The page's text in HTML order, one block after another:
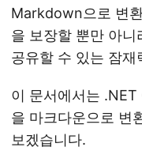
Markdown으로 변
을 보장할 뿐만 아니
공유할 수 있는 잠
이 문서에서는
을 마크다운으로 변
보겠습니다.